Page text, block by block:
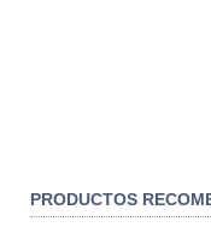
PRODUCTOS